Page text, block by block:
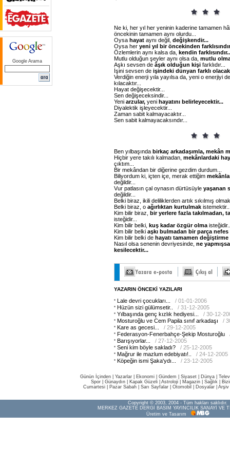
Google Arama
Ne ki, her yıl her yeninin kaderine tamamen
öncekinin tamamen aynı olurdu...
Oysa hayat aynı değil, değişkendir...
Oysa her yeni yıl bir öncekinden
Özlemlerin aynı kalsa da, kendin
Mutlu olduğun şeyler aynı olsa da, mutlu
Aşkı sevsen de âşık olduğun kişi farklıdır...
İşini sevsen de işindeki dünyan farklı
Verdiğin enerji yıla yayılsa da, yeni o enerjiyi
kılacaktır...
Hayat değişecektir...
Sen değişeceksindir...
Yeni arzular, yeni hayatını belirleyecektir...
Diyalektik işleyecektir...
Zaman sabit kalmayacaktır...
Sen sabit kalmayacaksındır...
Ben yılbaşında birkaç arkadaşımla, mekân
Hiçbir yere takılı kalmadan, mekânlardaki
çıktım...
Bir mekândan bir diğerine gezdim durdum...
Biliyordum ki, içten içe, merak ettiğim
değildir...
Vur patlasın çal oynasın dürtüsüyle yaşanan
değildir...
Belki biraz, ikili deliliklerden artık sıkılmış
Belki biraz, o ağırlıktan kurtulmak
Kim bilir biraz, bir yerlere fazla takılmadan,
isteğidir...
Kim bilir belki, kuş kadar özgür olma
Kim bilir belki aşkı bulmadan bir parça nefes
Kim bilir belki de hayatı tamamen değiştirme
Nasıl olsa senenin devriyesinde, ne
kesilecektir...
YAZARIN ÖNCEKİ YAZILARI
Lale devri çocukları...
/ 01-01-2006
Hüzün sizi gülümsetir..
/ 31-12-2005
Yılbaşında genç kızlık hediyesi...
/ 30-12-
Mosturoğlu ve Cem Papila sınıf arkadaşı
/
Kare as gecesi...
/ 29-12-2005
Federasyon-Fenerbahçe-Şekip Mosturoğlu
Barışıyorlar...
/ 27-12-2005
Seni kim böyle sakladı?
/ 25-12-2005
Mağrur ile mazlum edebiyatı!..
/ 24-12-2005
Köpeğin ismi Şaka'ydı...
/ 23-12-2005
Günün İçinden Yazarlar Ekonomi Gündem Siyaset Dünya |
Spor
Günaydın Kapak Güzeli Astroloji Magazin Sağlık
Cumartesi
Pazar Sabah Sarı Sayfalar Otomobil Dosyalar Arşiv
Copyright © 2003, 2004 - Tüm hakları saklıdır.
MERKEZ GAZETE DERGİ BASIM YAYINCILIK SANAYİ VE
Üretim ve Tasarım